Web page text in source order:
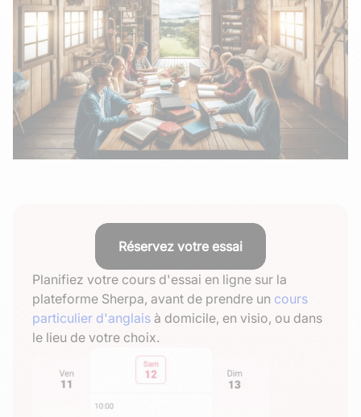
Réservez votre essai
Planifiez votre cours d'essai en ligne sur la
plateforme Sherpa, avant de prendre un cours
particulier d'anglais à domicile, en visio, ou dans
le lieu de votre choix.